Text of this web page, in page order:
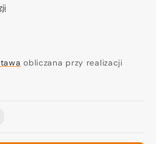
obliczana przy realizacji